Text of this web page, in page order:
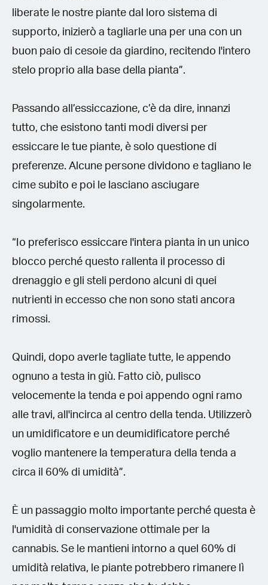
liberate le nostre piante dal loro sistema di
supporto, inizierò a tagliarle una per una con un
buon paio di cesoie da giardino, recitendo l'intero
stelo proprio alla base della pianta”.
Passando all’essiccazione, c’è da dire, innanzi
tutto, che esistono tanti modi diversi per
essiccare le tue piante, è solo questione di
preferenze. Alcune persone dividono e tagliano le
cime subito e poi le lasciano asciugare
singolarmente.
“Io preferisco essiccare l'intera pianta in un unico
blocco perché questo rallenta il processo di
drenaggio e gli steli perdono alcuni di quei
nutrienti in eccesso che non sono stati ancora
rimossi.
Quindi, dopo averle tagliate tutte, le appendo
ognuno a testa in giù. Fatto ciò, pulisco
velocemente la tenda e poi appendo ogni ramo
alle travi, all'incirca al centro della tenda. Utilizzerò
un umidificatore e un deumidificatore perché
voglio mantenere la temperatura della tenda a
circa il 60% di umidità”.
È un passaggio molto importante perché questa è
l'umidità di conservazione ottimale per la
cannabis. Se le mantieni intorno a quel 60% di
umidità relativa, le piante potrebbero rimanere lì